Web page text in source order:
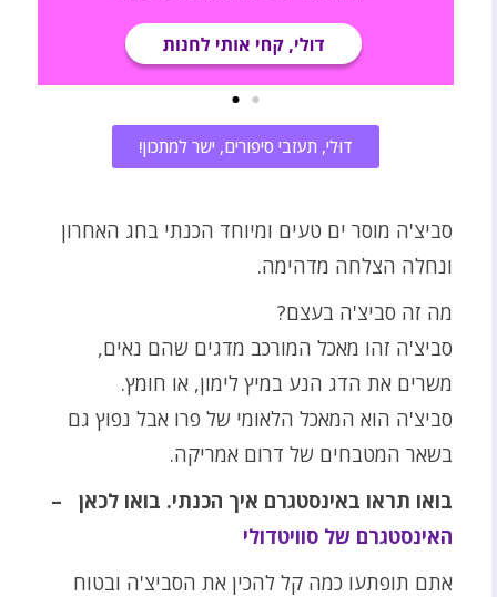
דוּלי, תעזבי סיפורים, ישר למתכון!
סביצ'ה מוסר ים טעים ומיוחד הכנתי בחג האחרון
ונחלה הצלחה מדהימה.
מה זה סביצ'ה בעצם?
סביצ'ה זהו מאכל המורכב מדגים שהם נאים,
משרים את הדג הנע במיץ לימון, או חומץ.
סביצ'ה הוא המאכל הלאומי של פרו אבל נפוץ גם
בשאר המטבחים של דרום אמריקה.
בואו תראו באינסטגרם איך הכנתי. בואו לכאן –
האינסטגרם של סוויטדולי
אתם תופתעו כמה קל להכין את הסביצ'ה ובטוח